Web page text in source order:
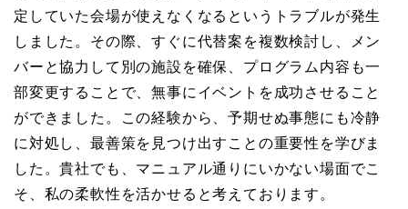
定していた会場が使えなくなるというトラブルが発生
しました。その際、すぐに代替案を複数検討し、メン
バーと協力して別の施設を確保、プログラム内容も一
部変更することで、無事にイベントを成功させること
ができました。この経験から、予期せぬ事態にも冷静
に対処し、最善策を見つけ出すことの重要性を学びま
した。貴社でも、マニュアル通りにいかない場面でこ
そ、私の柔軟性を活かせると考えております。